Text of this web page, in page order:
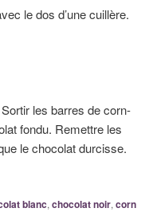
le dos d’une cuillère.
les barres de corn-
fondu. Remettre les
le chocolat durcisse.
blanc, chocolat noir, corn